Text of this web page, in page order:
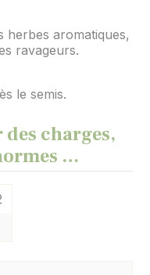
herbes aromatiques,
ravageurs.
le semis.
charges,
…